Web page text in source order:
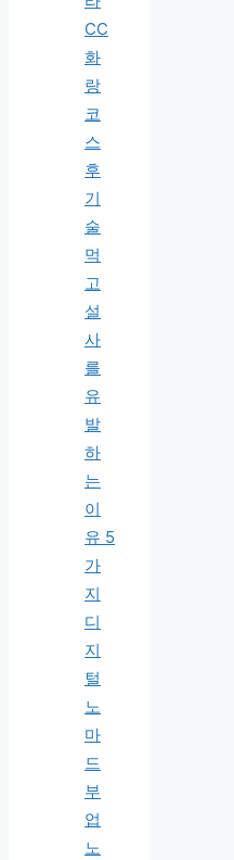
CC
화
랑
코
스
후
기
술
먹
고
설
사
를
유
발
하
는
이
유 5
가
지
디
지
털
노
마
드
부
업
노